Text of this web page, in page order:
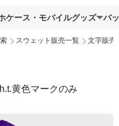
ケース・モバイルグッズ バ
スウェット販売一覧 文字販売
黄色マークのみ